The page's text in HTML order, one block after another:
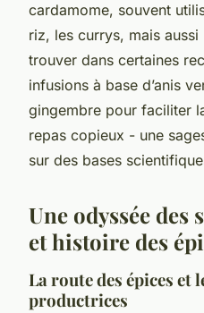
cardamome, souvent
riz, les currys, mais
trouver dans certaines
infusions à base d’anis
gingembre pour faciliter
repas copieux - une
sur des bases
Une odyssée des
et histoire des
La route des épices et
productrices